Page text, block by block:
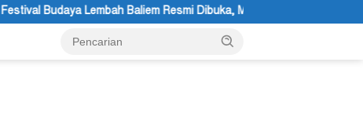
Dibuka, Momentum Melestarikan Budaya Warisan Leluhur